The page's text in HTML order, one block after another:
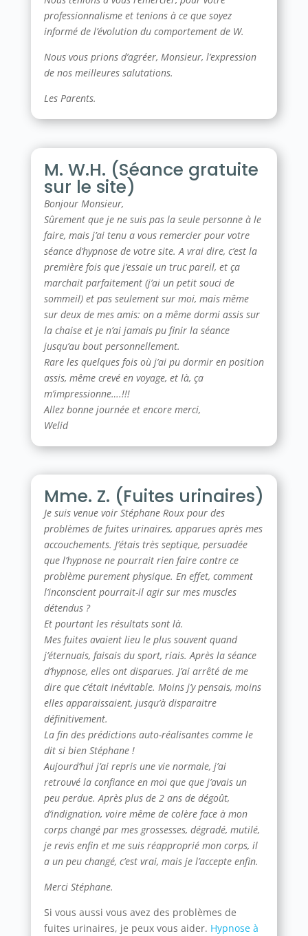
professionnalisme et tenions à ce que soyez
informé de l’évolution du comportement de W.
Nous vous prions d’agréer, Monsieur, l’expression
de nos meilleures salutations.
Les Parents.
M. W.H. (Séance gratuite
sur le site)
Bonjour Monsieur,
Sûrement que je ne suis pas la seule personne à le
faire, mais j’ai tenu a vous remercier pour votre
séance d’hypnose de votre site. A vrai dire, c’est la
première fois que j’essaie un truc pareil, et ça
marchait parfaitement (j’ai un petit souci de
sommeil) et pas seulement sur moi, mais même
sur deux de mes amis: on a même dormi assis sur
la chaise et je n’ai jamais pu finir la séance
jusqu’au bout personnellement.
Rare les quelques fois où j’ai pu dormir en position
assis, même crevé en voyage, et là, ça
m’impressionne….!!!
Allez bonne journée et encore merci,
Welid
Mme. Z. (Fuites urinaires)
Je suis venue voir Stéphane Roux pour des
problèmes de fuites urinaires, apparues après mes
accouchements. J’étais très septique, persuadée
que l’hypnose ne pourrait rien faire contre ce
problème purement physique. En effet, comment
l’inconscient pourrait-il agir sur mes muscles
détendus ?
Et pourtant les résultats sont là.
Mes fuites avaient lieu le plus souvent quand
j’éternuais, faisais du sport, riais. Après la séance
d’hypnose, elles ont disparues. J’ai arrêté de me
dire que c’était inévitable. Moins j’y pensais, moins
elles apparaissaient, jusqu’à disparaitre
définitivement.
La fin des prédictions auto-réalisantes comme le
dit si bien Stéphane !
Aujourd’hui j’ai repris une vie normale, j’ai
retrouvé la confiance en moi que que j’avais un
peu perdue. Après plus de 2 ans de dégoût,
d’indignation, voire même de colère face à mon
corps changé par mes grossesses, dégradé, mutilé,
je revis enfin et me suis réapproprié mon corps, il
a un peu changé, c’est vrai, mais je l’accepte enfin.
Merci Stéphane.
Si vous aussi vous avez des problèmes de
fuites urinaires, je peux vous aider. Hypnose à